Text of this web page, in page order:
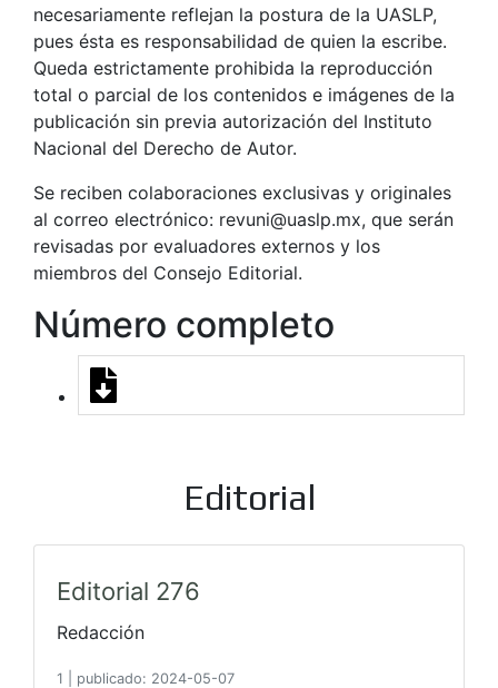
necesariamente reflejan la postura de la UASLP,
pues ésta es responsabilidad de quien la escribe.
Queda estrictamente prohibida la reproducción
total o parcial de los contenidos e imágenes de la
publicación sin previa autorización del Instituto
Nacional del Derecho de Autor.
Se reciben colaboraciones exclusivas y originales
al correo electrónico: revuni@uaslp.mx, que serán
revisadas por evaluadores externos y los
miembros del Consejo Editorial.
Número completo
Editorial
Editorial 276
Redacción
1 publicado: 2024-05-07